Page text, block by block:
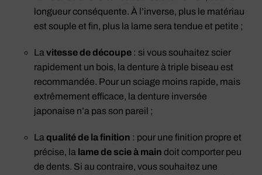
longueur conséquente. À l’inverse, plus le matériau
est souple et fin, plus la lame sera tendue et petite ;
La vitesse de découpe : si vous souhaitez scier
rapidement un bois, la denture à triple biseau est
recommandée. Pour un sciage moins rapide, mais
extrêmement efficace, la denture inversée
japonaise n’a pas son pareil ;
La qualité de la finition : pour une finition propre et
précise, la lame de scie à main doit comporter peu
de dents. Si au contraire, vous souhaitez une